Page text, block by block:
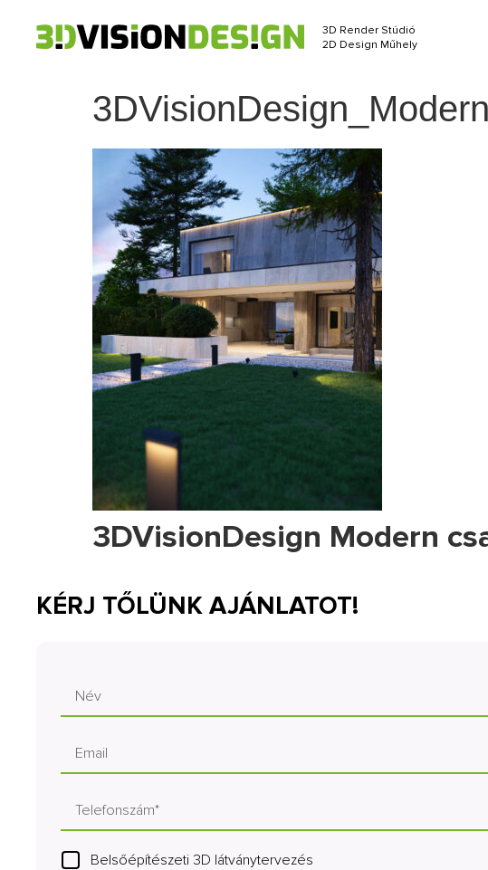
3D Render Stúdió
2D Design Műhely
3DVisionDesign Modern
KÉRJ TŐLÜNK AJÁNLATOT!
Belsőépítészeti 3D látványtervezés